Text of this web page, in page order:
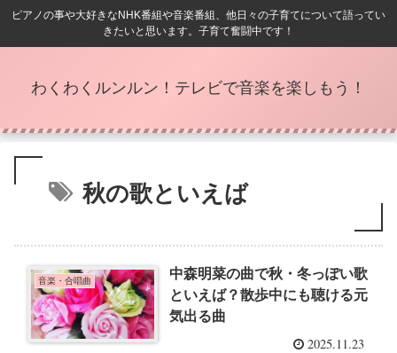
ピアノの事や大好きなNHK番組や音楽番組、他日々の子育てについて語ってい
きたいと思います。子育て奮闘中です！
わくわくルンルン！テレビで音楽を楽しもう！
秋の歌といえば
音楽・合唱曲
中森明菜の曲で秋・冬っぽい歌
といえば？散歩中にも聴ける元
気出る曲
2025.11.23